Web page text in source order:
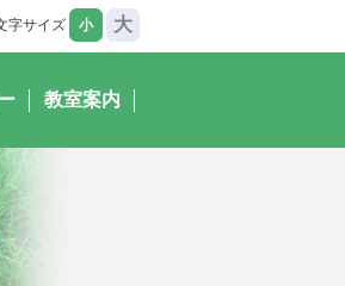
教室案内
字サイズ 小 大